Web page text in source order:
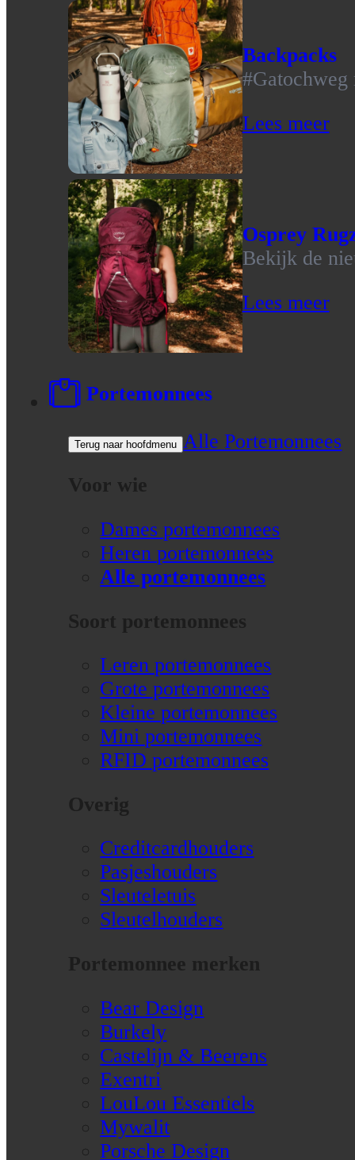
Backpacks
#Gatochweg
Lees meer
Osprey
Bekijk de
Lees meer
Portemonnees
Terug naar hoofdmenu Alle Portemonnees
Voor wie
Dames portemonnees
Heren portemonnees
Alle portemonnees
Soort portemonnees
Leren portemonnees
Grote portemonnees
Kleine portemonnees
Mini portemonnees
RFID portemonnees
Overig
Creditcardhouders
Pasjeshouders
Sleuteletuis
Sleutelhouders
Portemonnee merken
Bear Design
Burkely
Castelijn & Beerens
Exentri
LouLou Essentiels
Mywalit
Porsche Design